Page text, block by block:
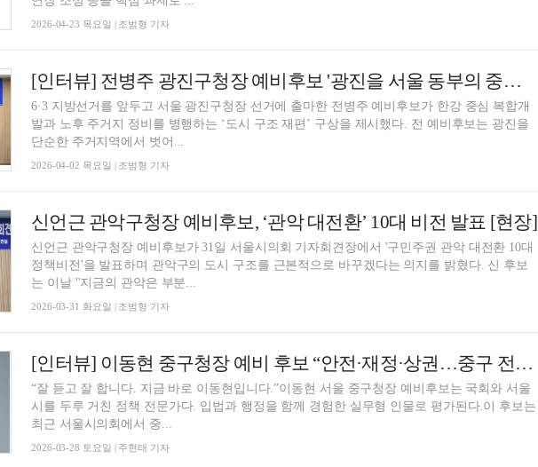
2026-04-23 목요일 | 조범형 기자
[인터뷰] 전병주 광진구청장 예비후보 '광진을 서울 동부의 중심으로'
6·3 지방선거를 앞두고 서울 광진구청장 선거에 출마한 전병주 예비후보가 한강 중심 복합개
발과 노후 주거지 정비를 병행하는 ‘도시 구조 재편’ 구상을 제시했다. 전 예비후보는 광진을
단순한 주거지역에서 벗어...
2026-04-02 목요일 | 조범형 기자
신언근 관악구청장 예비후보, ‘관악 대전환’ 10대 비전 발표 [현장]
신언근 관악구청장 예비후보가 31일 서울시의회 기자회견장에서 '구민주권 관악 대전환 10대
정책비전'을 발표하며 관악구의 도시 구조를 근본적으로 바꾸겠다는 의지를 밝혔다. 신 후보
는 이날 "지금의 관악은 부분...
2026-03-31 화요일 | 조범형 기자
[인터뷰] 이동현 중구청장 예비 후보 “안전·재정·상권…중구 전면 혁신”
“잘 듣고 잘 합니다. 지금 바로 이동현입니다.”이동현 서울 중구청장 예비후보는 국회와 서울
시를 두루 거친 정책 전문가다. 입법과 행정을 함께 경험한 실무형 인물로 평가된다.이 후보는
최근 서울시의회에서 중...
2026-03-28 토요일 | 주현태 기자